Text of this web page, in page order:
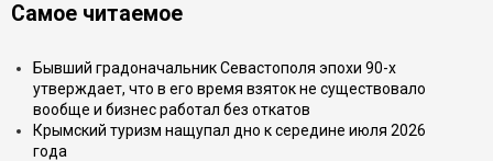
Самое читаемое
Бывший градоначальник Севастополя эпохи 90-х
утверждает, что в его время взяток не существовало
вообще и бизнес работал без откатов
Крымский туризм нащупал дно к середине июля 2026
года